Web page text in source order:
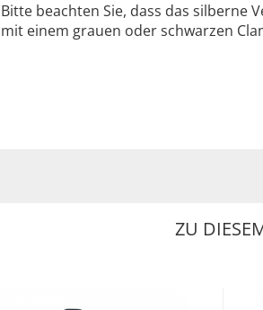
Bitte beachten Sie, dass das silberne
mit einem grauen oder schwarzen
ZU